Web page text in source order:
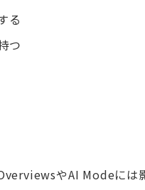
る
つ
やAI Modeには